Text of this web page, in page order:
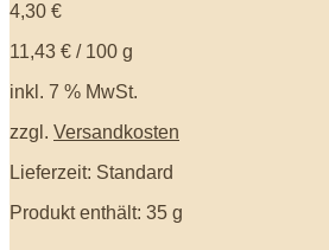
4,30 €
11,43 € / 100 g
inkl. 7 % MwSt.
zzgl. Versandkosten
Lieferzeit: Standard
Produkt enthält: 35 g